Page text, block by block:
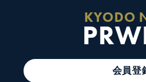
KYODO
会員登